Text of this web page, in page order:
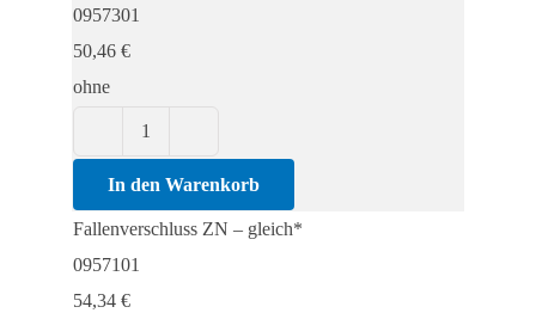
0957301
50,46 €
ohne
ZN
Menge
In den Warenkorb
Fallenverschluss ZN – gleich*
0957101
54,34 €